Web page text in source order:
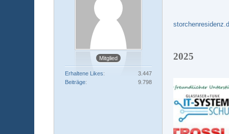
Mitglied
Erhaltene Likes
3.447
Beiträge
9.798
2025